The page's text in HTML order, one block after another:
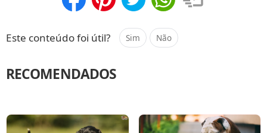
Este conteúdo foi útil? Sim Não
RECOMENDADOS